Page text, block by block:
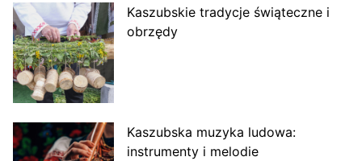
Kaszubskie tradycje świąteczne i
obrzędy
Kaszubska muzyka ludowa:
instrumenty i melodie